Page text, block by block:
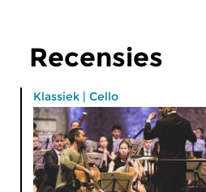
Recensies
Klassiek | Cello